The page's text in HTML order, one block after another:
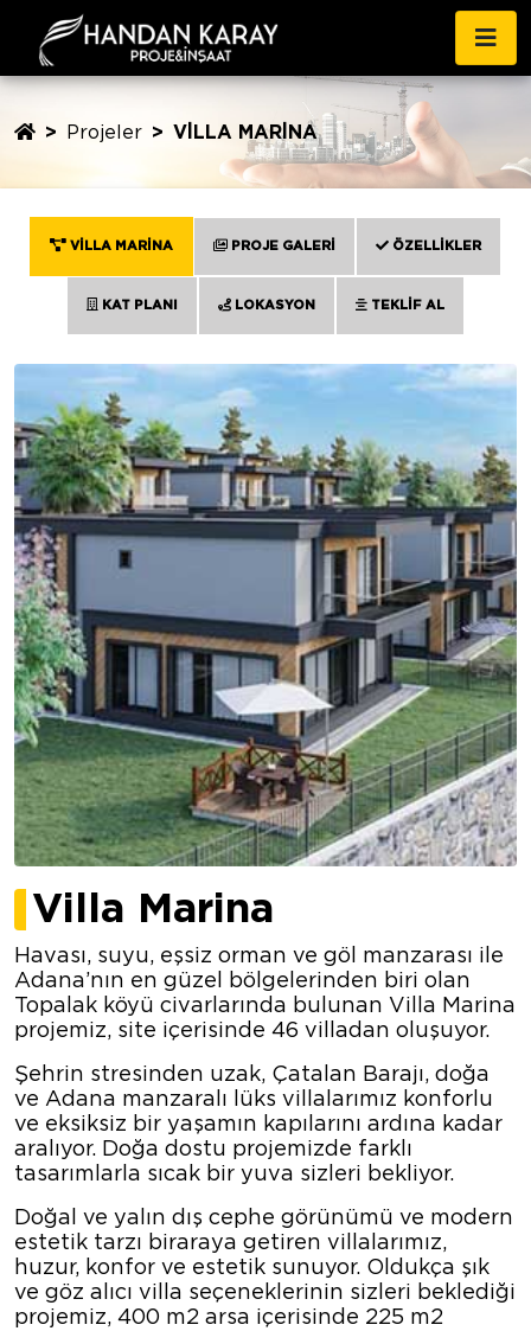
Projeler VİLLA MARİNA
VİLLA MARİNA PROJE GALERİ ÖZELLİKLER
KAT PLANI LOKASYON TEKLİF AL
Villa Marina
Havası, suyu, eşsiz orman ve göl manzarası ile
Adana’nın en güzel bölgelerinden biri olan
Topalak köyü civarlarında bulunan Villa Marina
projemiz, site içerisinde 46 villadan oluşuyor.
Şehrin stresinden uzak, Çatalan Barajı, doğa
ve Adana manzaralı lüks villalarımız konforlu
ve eksiksiz bir yaşamın kapılarını ardına kadar
aralıyor. Doğa dostu projemizde farklı
tasarımlarla sıcak bir yuva sizleri bekliyor.
Doğal ve yalın dış cephe görünümü ve modern
estetik tarzı biraraya getiren villalarımız,
huzur, konfor ve estetik sunuyor. Oldukça şık
ve göz alıcı villa seçeneklerinin sizleri beklediği
projemiz, 400 m2 arsa içerisinde 225 m2